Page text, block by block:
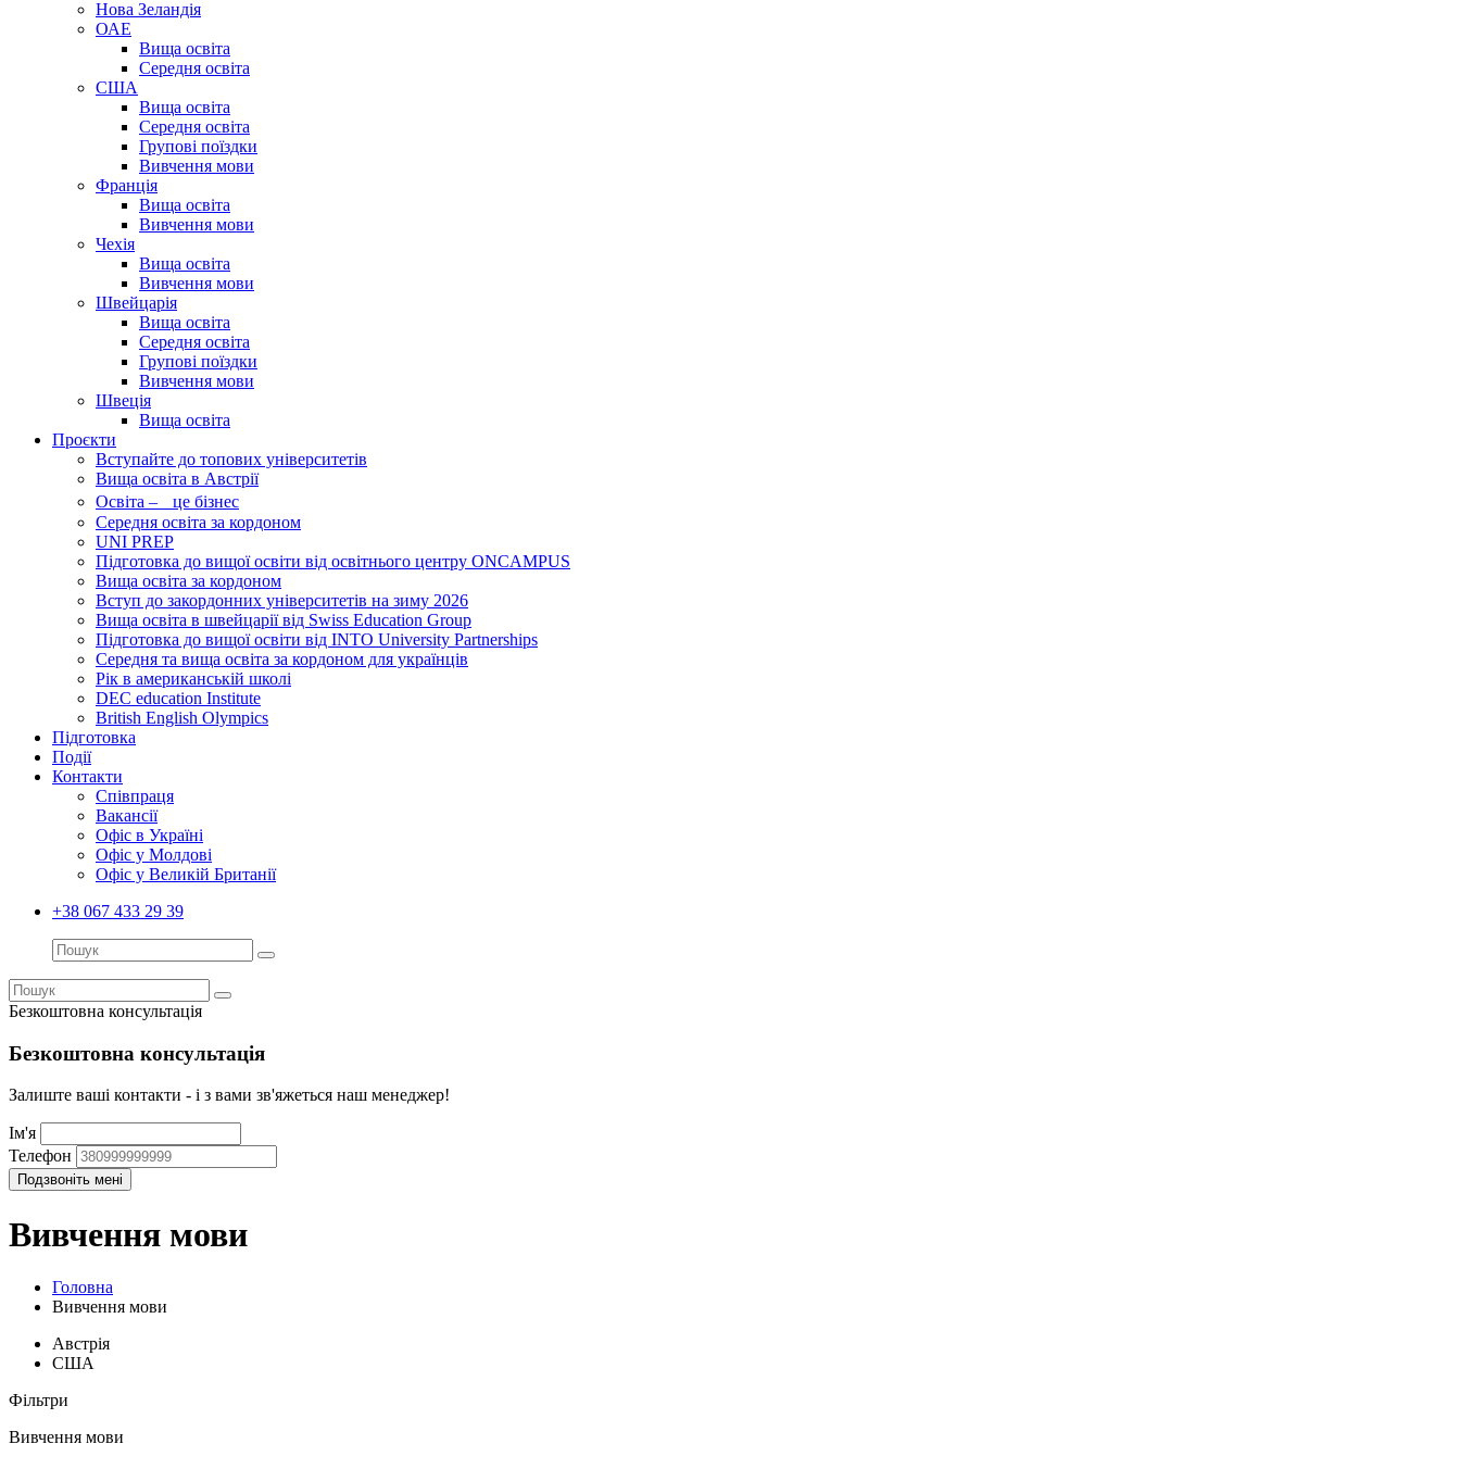
Нова Зеландія
ОАЕ
Вища освіта
Середня освіта
США
Вища освіта
Середня освіта
Групові поїздки
Вивчення мови
Франція
Вища освіта
Вивчення мови
Чехія
Вища освіта
Вивчення мови
Швейцарія
Вища освіта
Середня освіта
Групові поїздки
Вивчення мови
Швеція
Вища освіта
Проєкти
Вступайте до топових університетів
Вища освіта в Австрії
Освіта – це бізнес
Середня освіта за кордоном
UNI PREP
Підготовка до вищої освіти від освітнього центру ONCAMPUS
Вища освіта за кордоном
Вступ до закордонних університетів на зиму 2026
Вища освіта в швейцарії від Swiss Education Group
Підготовка до вищої освіти від INTO University Partnerships
Середня та вища освіта за кордоном для українців
Рік в американській школі
DEC education Institute
British English Olympics
Підготовка
Події
Контакти
Співпраця
Вакансії
Офіс в Україні
Офіс у Молдові
Офіс у Великій Британії
+38 067 433 29 39
Безкоштовна консультація
Безкоштовна консультація
Залиште ваші контакти - і з вами зв'яжеться наш менеджер!
Ім'я
Телефон
Вивчення мови
Головна
Вивчення мови
Австрія
США
Фільтри
Вивчення мови